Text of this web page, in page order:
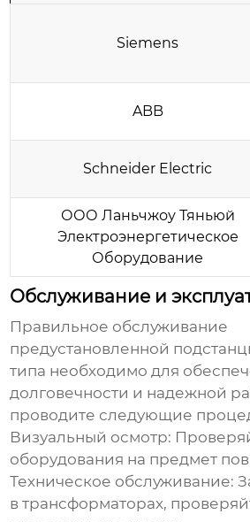
Siemens
ABB
Schneider Electric
ООО Ланьчжоу Тяньюй
Электроэнергетическое
Оборудование
Обслуживание и
Правильное обслуживание
предустановленной
типа необходимо для
долговечности и надежной
проводите следующие
Визуальный осмотр:
оборудования на предмет
Техническое обслуживание:
в трансформаторах,